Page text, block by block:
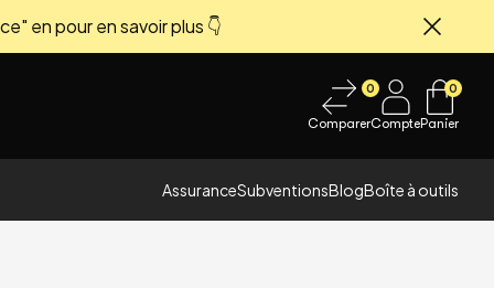
en pour en savoir plus 👇
0
ComparerCompte
0
Panier
AssuranceSubventionsBlogBoîte à outils